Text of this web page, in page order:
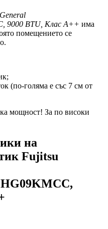
9000 BTU, Клас A++ има
помещението се
(по-голяма е със 7 см от
мощност! За по високи
на
Fujitsu